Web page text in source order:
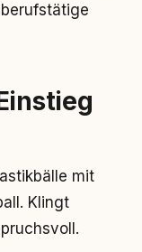
mit
Klingt